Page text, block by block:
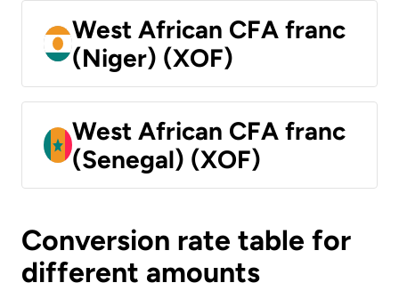
West African CFA franc
(Niger) (XOF)
West African CFA franc
(Senegal) (XOF)
Conversion rate table for
different amounts